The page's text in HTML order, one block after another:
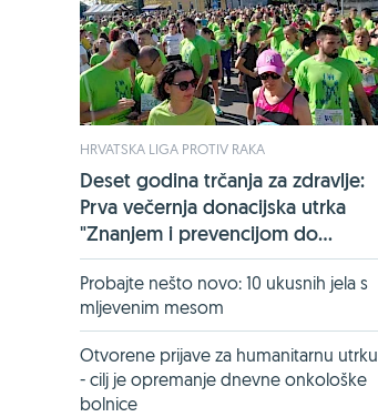
HRVATSKA LIGA PROTIV RAKA
Deset godina trčanja za zdravlje:
Prva večernja donacijska utrka
"Znanjem i prevencijom do...
Probajte nešto novo: 10 ukusnih jela s
mljevenim mesom
Otvorene prijave za humanitarnu utrku
- cilj je opremanje dnevne onkološke
bolnice